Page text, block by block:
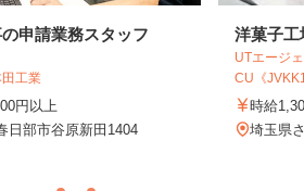
申請業務スタッフ
工業
円以上
日部市谷原新田1404
洋菓子工
UTエージ
CU《
時給
埼玉県